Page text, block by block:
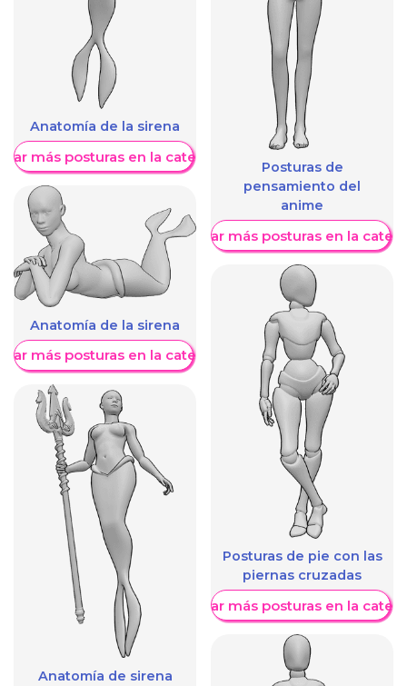
Anatomía de la sirena
más posturas en la categoría
Anatomía de la sirena
más posturas en la categoría
Anatomía de sirena
Posturas de
pensamiento del
anime
Mostrar más posturas en la
Posturas de pie con las
piernas cruzadas
Mostrar más posturas en la